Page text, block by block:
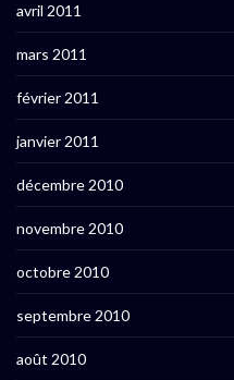
avril 2011
mars 2011
février 2011
janvier 2011
décembre 2010
novembre 2010
octobre 2010
septembre 2010
août 2010